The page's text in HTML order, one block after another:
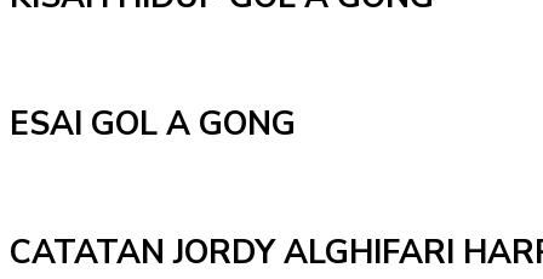
ESAI GOL A GONG
CATATAN JORDY ALGHIFARI